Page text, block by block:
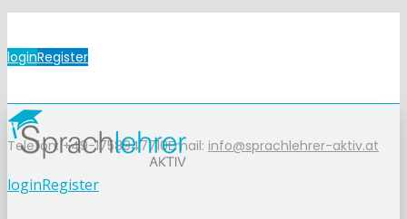
loginRegister
Telefon: +49-1758947710Email: info@sprachlehrer-aktiv.at
loginRegister